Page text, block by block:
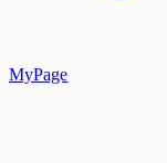
MyPage